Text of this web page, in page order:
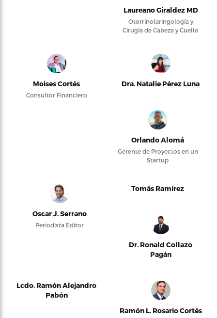
Laureano Giraldez MD
Otorrinolaringología y
Cirugía de Cabeza y Cuello
Moises Cortés
Consultor Financiero
Dra. Natalie Pérez Luna
Orlando Alomá
Gerente de Proyectos en un
Startup
Oscar J. Serrano
Periodista Editor
Tomás Ramírez
Dr. Ronald Collazo
Pagán
Lcdo. Ramón Alejandro
Pabón
Ramón L. Rosario Cortés